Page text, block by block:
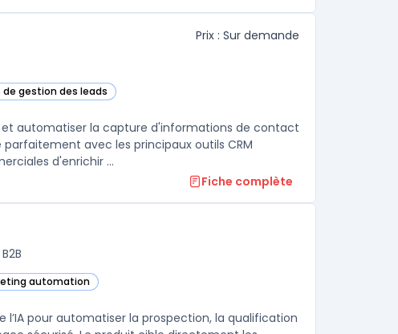
Prix : Sur demande
de gestion des leads
dans cette catégorie
et automatiser la capture d'informations de contact
avec les principaux outils CRM
comme Salesforce et HubSpot, permettant aux équipes commerciales d'enrichir ...
Fiche complète
automation
catégorie
pour automatiser la prospection, la qualification